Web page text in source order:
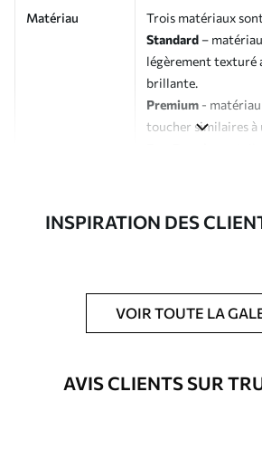
Matériau
Trois matériaux
Standard –
légèrement texturé
brillante.
Premium - matériau
toucher similaires à
Possibilité d'ajouter
protecteur pour
du tableau.
Matériaux disponibles
INSPIRATION DES
VOIR TOUTE LA
AVIS CLIENTS SUR